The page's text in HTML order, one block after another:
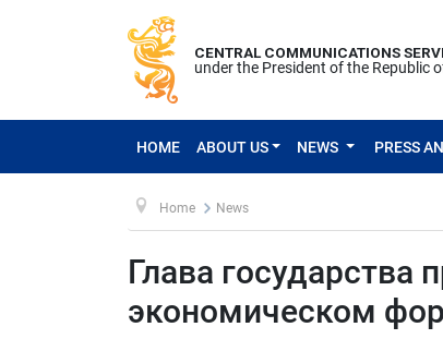
CENTRAL COMMUNICATIONS
under the President of the Republic
HOME ABOUT US NEWS PRESS
Home News
Глава государства
экономическом